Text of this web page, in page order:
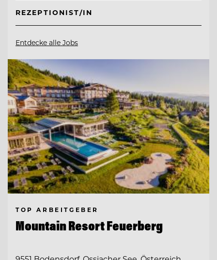
REZEPTIONIST/IN
Entdecke alle Jobs
TOP ARBEITGEBER
Mountain Resort Feuerberg